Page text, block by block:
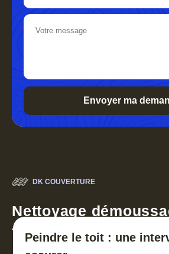
DK COUVERTURE
Nettoyage
toiture 30
Peindre le toit : une